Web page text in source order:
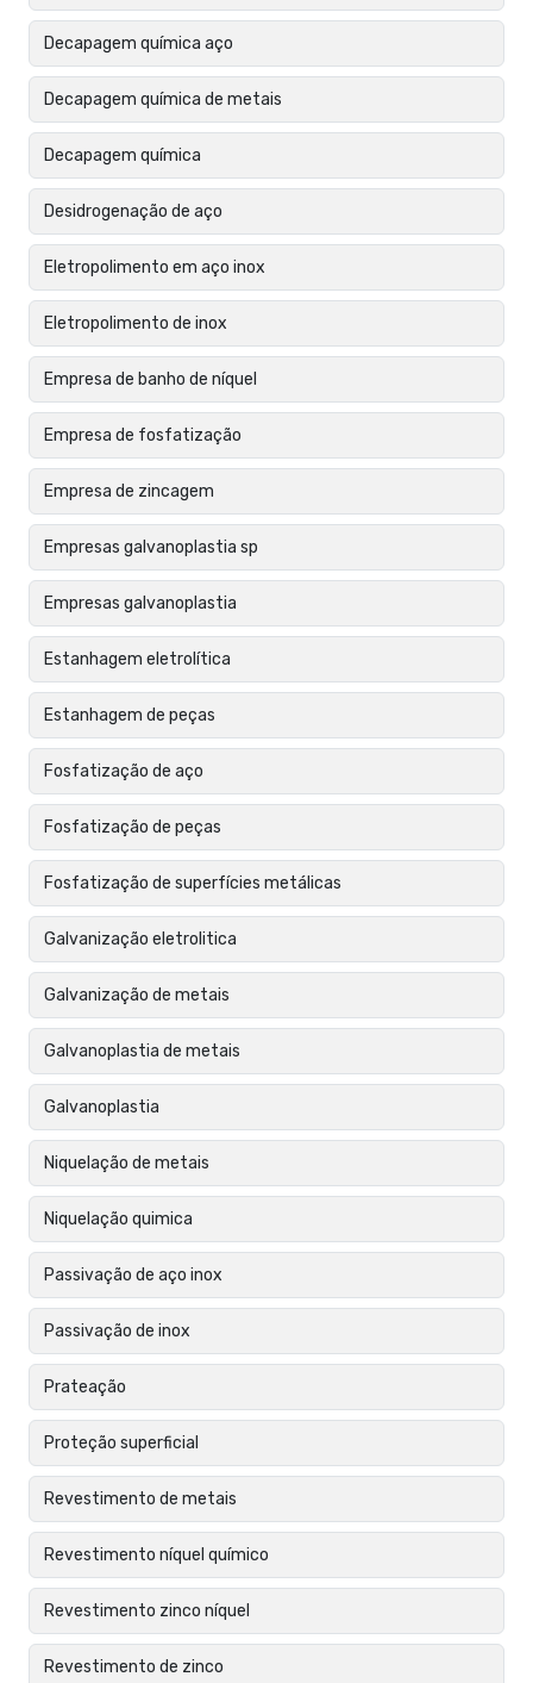
Decapagem química aço
Decapagem química de metais
Decapagem química
Desidrogenação de aço
Eletropolimento em aço inox
Eletropolimento de inox
Empresa de banho de níquel
Empresa de fosfatização
Empresa de zincagem
Empresas galvanoplastia sp
Empresas galvanoplastia
Estanhagem eletrolítica
Estanhagem de peças
Fosfatização de aço
Fosfatização de peças
Fosfatização de superfícies metálicas
Galvanização eletrolitica
Galvanização de metais
Galvanoplastia de metais
Galvanoplastia
Niquelação de metais
Niquelação quimica
Passivação de aço inox
Passivação de inox
Prateação
Proteção superficial
Revestimento de metais
Revestimento níquel químico
Revestimento zinco níquel
Revestimento de zinco